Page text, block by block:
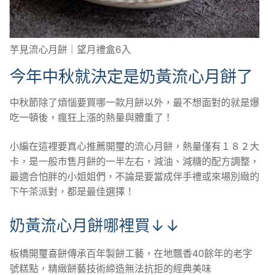
芋見流心月餅｜望月禮盒6入
今年中秋就決定是奶黃流心月餅了
中秋節除了煩惱要買哪一款月餅以外，最不想面對的就是爆
吃一頓後，瘋狂上漲的熱量與體重了！
小編在這裡要真心推薦開璽的流心月餅，熱量僅有１８２大
卡，是一般市售月餅的一半左右，減油、減糖的配方調整，
最適合怕胖的小姐姐們，不論是要當成伴手禮或來場別緻的
下午茶派對，都是最佳選擇！
奶黃流心月餅哪裡買↓↓
板橋開璽喜餅傳承百年製餅工藝，在地飄香40餘年的老字
號糕點，精緻餅藝技術締造無法抗拒的經典美味